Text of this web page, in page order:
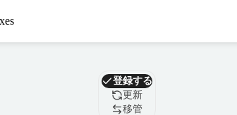
ドメイン
登録する
更新
移管